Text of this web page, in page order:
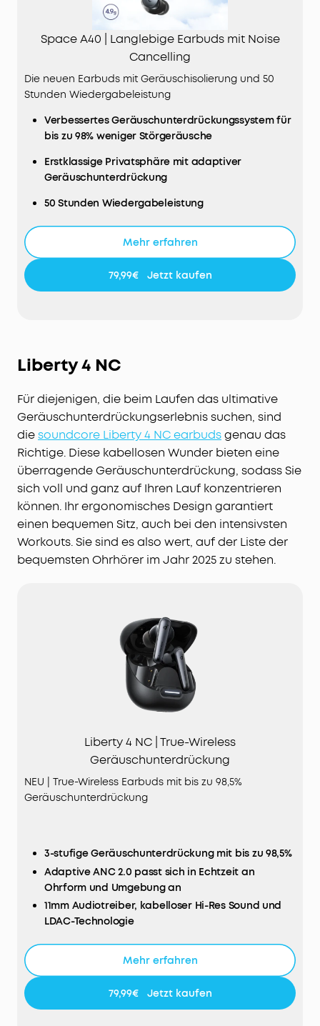
Space A40 | Langlebige Earbuds mit Noise
Cancelling
Die neuen Earbuds mit Geräuschisolierung und 50
Stunden Wiedergabeleistung
Verbessertes Geräuschunterdrückungssystem für
bis zu 98% weniger Störgeräusche
Erstklassige Privatsphäre mit adaptiver
Geräuschunterdrückung
50 Stunden Wiedergabeleistung
Sound mit messerscharfen Details
Federleichtes, bequemes Design
Mehr erfahren
79,99€ Jetzt kaufen
Liberty 4 NC
Für diejenigen, die beim Laufen das ultimative
Geräuschunterdrückungserlebnis suchen, sind
diesoundcore Liberty 4 NC earbudsgenau das
Richtige. Diese kabellosen Wunder bieten eine
überragende Geräuschunterdrückung, sodass Sie
sich voll und ganz auf Ihren Lauf konzentrieren
können. Ihr ergonomisches Design garantiert
einen bequemen Sitz, auch bei den intensivsten
Workouts. Sie sind es also wert, auf der Liste der
bequemsten Ohrhörer im Jahr 2025 zu stehen.
Liberty 4 NC | True-Wireless
Geräuschunterdrückung
NEU | True-Wireless Earbuds mit bis zu 98,5%
Geräuschunterdrückung
3-stufige Geräuschunterdrückung mit bis zu 98,5%
Adaptive ANC 2.0 passt sich in Echtzeit an
Ohrform und Umgebung an
11mm Audiotreiber, kabelloser Hi-Res Sound und
LDAC-Technologie
10/50 Stunden Wiedergabeleistung
Inklusive Fast Pair und Bluetooth 5.3 Multipoint-
Verbindung
Mehr erfahren
79,99€ Jetzt kaufen